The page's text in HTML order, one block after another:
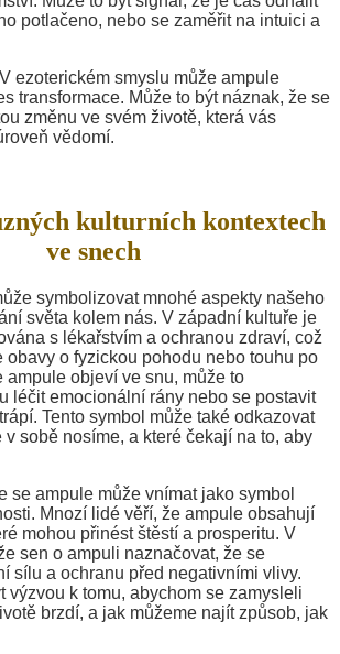
potlačeno, nebo se zaměřit na intuici a
V ezoterickém smyslu může ampule
transformace. Může to být náznak, že se
změnu ve svém životě, která vás
vědomí.
kulturních kontextech
ve snech
symbolizovat mnohé aspekty našeho
světa kolem nás. V západní kultuře je
s lékařstvím a ochranou zdraví, což
obavy o fyzickou pohodu nebo touhu po
ampule objeví ve snu, může to
léčit emocionální rány nebo se postavit
Tento symbol může také odkazovat
v sobě nosíme, a které čekají na to, aby
se ampule může vnímat jako symbol
Mnozí lidé věří, že ampule obsahují
mohou přinést štěstí a prosperitu. V
sen o ampuli naznačovat, že se
sílu a ochranu před negativními vlivy.
výzvou k tomu, abychom se zamysleli
brzdí, a jak můžeme najít způsob, jak